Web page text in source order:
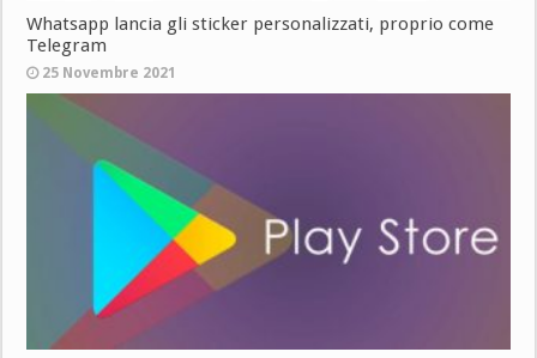
Whatsapp lancia gli sticker personalizzati, proprio come
Telegram
25 Novembre 2021